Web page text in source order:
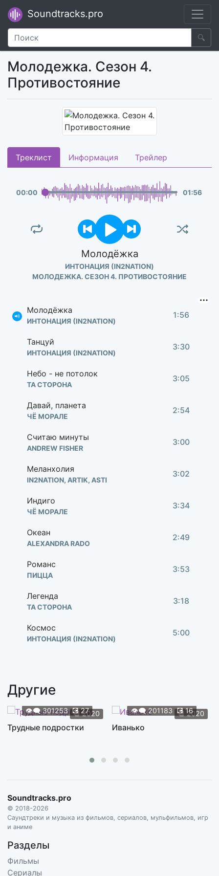
Soundtracks.pro
🔍
Молодежка. Сезон 4.
Противостояние
Треклист Информация Трейлер
00:00 01:56
Молодёжка
ИНТОНАЦИЯ (IN2NATION)
МОЛОДЕЖКА. СЕЗОН 4. ПРОТИВОСТОЯНИЕ
Молодёжка
ИНТОНАЦИЯ (IN2NATION)
1:56
Танцуй
ИНТОНАЦИЯ (IN2NATION)
3:30
Небо - не потолок
ТА СТОРОНА
3:05
Давай, планета
ЧЁ МОРАЛЕ
2:54
Считаю минуты
ANDREW FISHER
3:00
Меланхолия
IN2NATION, ARTIK, ASTI
3:02
Индиго
ЧЁ МОРАЛЕ
3:34
Океан
ALEXANDRA RADO
2:49
Романс
ПИЦЦА
3:53
Легенда
ТА СТОРОНА
3:18
Космос
ИНТОНАЦИЯ (IN2NATION)
5:00
Сердце открой
ЧЁ МОРАЛЕ
ТА СТОРОНА
Отпусти себя
ИНТОНАЦИЯ (IN2NATION)
Реально всё
Другие
📆 2020
👁️‍🗨️301253 💽27
Трудные подростки
📆 2020
👁️‍🗨️201183 💽16
Иванько
Soundtracks.pro
© 2018-2026
Саундтреки и музыка из фильмов, сериалов, мульфильмов, игр
и аниме
Разделы
Фильмы
Сериалы